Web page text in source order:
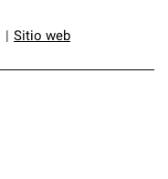
Sitio web